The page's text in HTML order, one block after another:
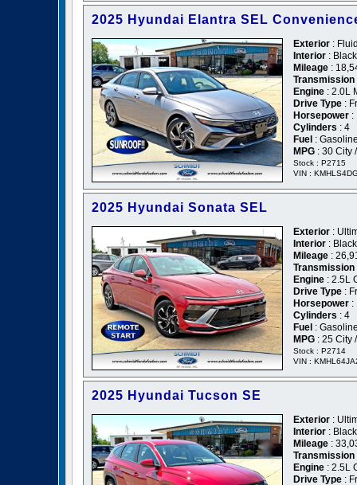
2025 Hyundai Elantra SEL
Exterior :
Interior :
Mileage :
Transmission
Engine : 2.0L
Drive Type :
Horsepower :
Cylinders : 4
Fuel :
MPG : 30 City
Stock : P2715
VIN :
2025 Hyundai Sonata SEL
Exterior :
Interior :
Mileage :
Transmission
Engine : 2.5L
Drive Type :
Horsepower :
Cylinders : 4
Fuel :
MPG : 25 City
Stock : P2714
VIN :
2025 Hyundai Tucson SE
Exterior :
Interior :
Mileage :
Transmission
Engine : 2.5L
Drive Type :